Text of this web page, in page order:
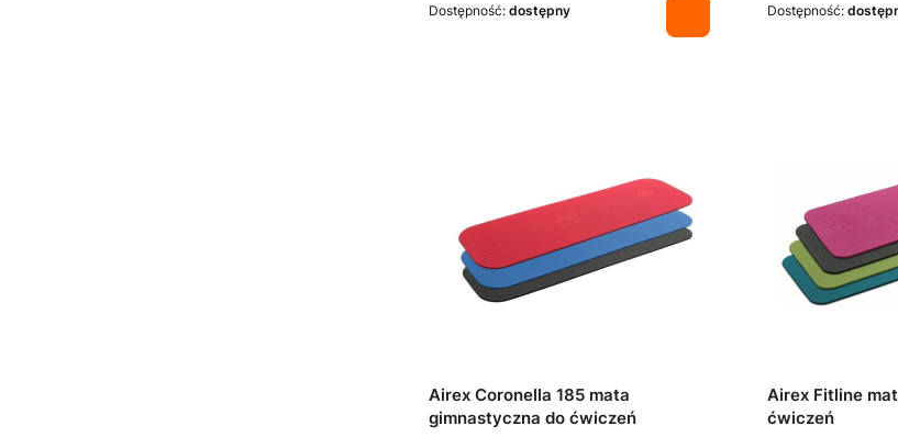
Dostępność: dostępny Dostępność:
Airex Coronella 185 mata
gimnastyczna do ćwiczeń
Airex Fitline
ćwiczeń